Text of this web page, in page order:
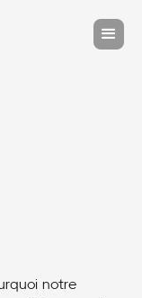
notre